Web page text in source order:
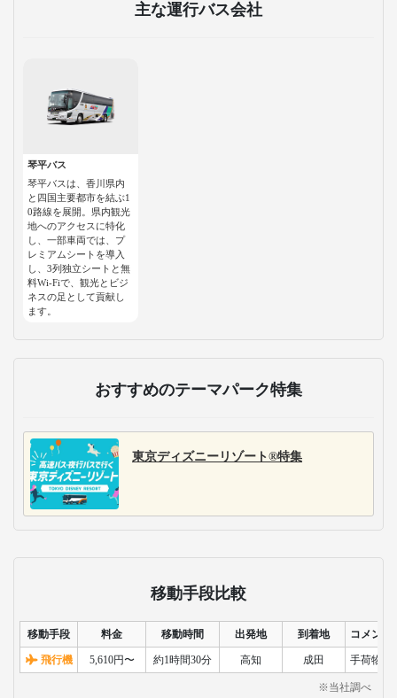
主な運行バス会社
琴平バス
琴平バスは、香川県内
と四国主要都市を結ぶ1
0路線を展開。県内観光
地へのアクセスに特化
し、一部車両では、プ
レミアムシートを導入
し、3列独立シートと無
料Wi-Fiで、観光とビジ
ネスの足として貢献し
ます。
おすすめのテーマパーク特集
東京ディズニーリゾート®特集
移動手段比較
移動手段 料金 移動時間 出発地 到着地 コメント
飛行機 5,610円〜 約1時間30分 高知 成田 手荷物検
※当社調べ